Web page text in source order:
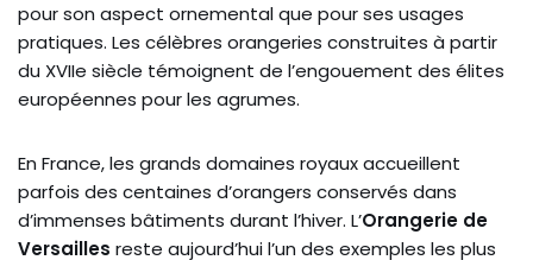
pour son aspect ornemental que pour ses usages
pratiques. Les célèbres orangeries construites à partir
du XVIIe siècle témoignent de l’engouement des élites
européennes pour les agrumes.
En France, les grands domaines royaux accueillent
parfois des centaines d’orangers conservés dans
d’immenses bâtiments durant l’hiver. L’Orangerie de
Versailles reste aujourd’hui l’un des exemples les plus